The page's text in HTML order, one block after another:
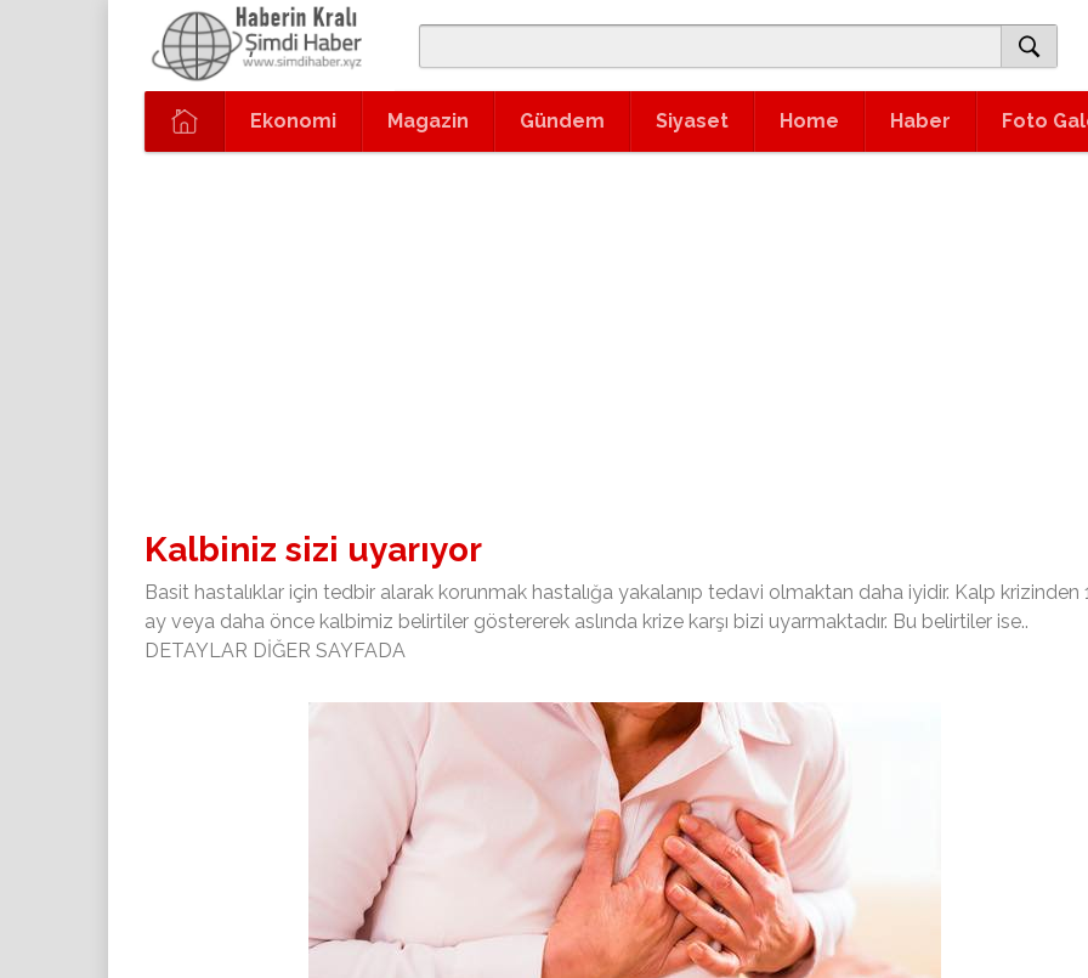
Ekonomi Magazin Gündem Siyaset Home Haber Foto
Kalbiniz sizi uyarıyor
Basit hastalıklar için tedbir alarak korunmak hastalığa yakalanıp tedavi olmaktan daha iyidir. Kalp krizinden
ay veya daha önce kalbimiz belirtiler göstererek aslında krize karşı bizi uyarmaktadır. Bu belirtiler ise..
DETAYLAR DİĞER SAYFADA